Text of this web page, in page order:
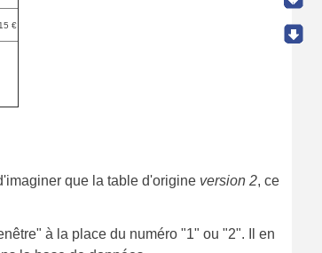
15 €
que la table d'origine version 2, ce
à la place du numéro "1" ou "2". Il en